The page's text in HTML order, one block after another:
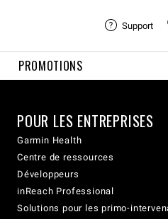
PROMOTIONS
Support
POUR LES ENTREPRISES
Garmin Health
Centre de ressources
Développeurs
inReach Professional
Solutions pour les primo-